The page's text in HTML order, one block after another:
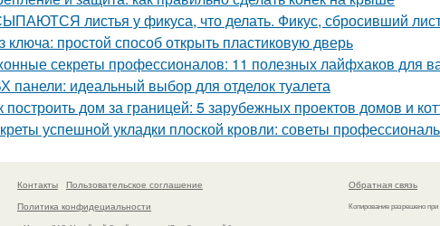
листья у фикуса, что делать. Фикус, сбросивший
ключа: простой способ открыть пластиковую дверь
секреты профессионалов: 11 полезных лайфхаков для
панели: идеальный выбор для отделок туалета
построить дом за границей: 5 зарубежных проектов домов и
успешной укладки плоской кровли: советы
Контакты
Пользовательское соглашение
Политика конфидециальности
Обратная связь
Копирование разрешено